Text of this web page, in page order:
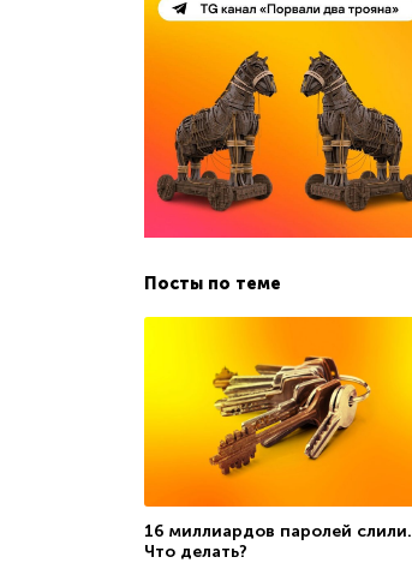
Посты по теме
16 миллиардов паролей слили.
Что делать?